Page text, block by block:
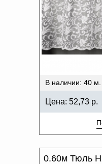
В наличии: 40 м.
Цена: 52,73 р.
0.60м Тюль